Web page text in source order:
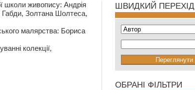
школи живопису: Андрія
Золтана Шолтеса,
малярства: Бориса
колекції,
ШВИДКИЙ ПЕРЕХІД
ОБРАНІ ФІЛЬТРИ